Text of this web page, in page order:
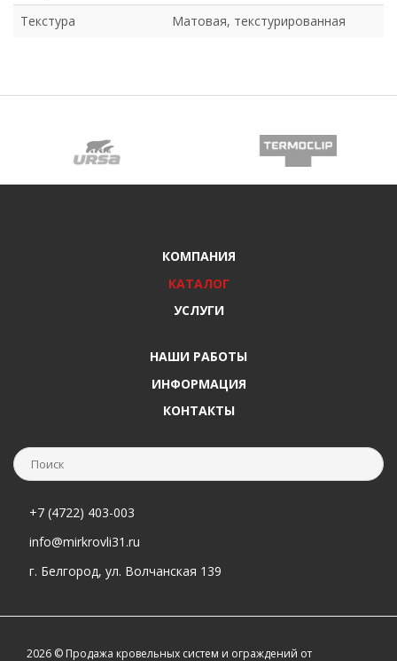
Текстура
Матовая, текстурированная
КОМПАНИЯ
КАТАЛОГ
УСЛУГИ
НАШИ РАБОТЫ
ИНФОРМАЦИЯ
КОНТАКТЫ
+7 (4722) 403-003
info@mirkrovli31.ru
г. Белгород, ул. Волчанская 139
2026 © Продажа кровельных систем и ограждений от